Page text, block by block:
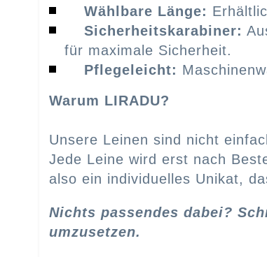
Wählbare Länge:
Sicherheitskarabiner:
für maximale Sicherheit.
Pflegeleicht:
Warum LIRADU?
Unsere Leinen sind nicht
Jede Leine wird erst nach
also ein individuelles Unikat,
Nichts passendes dabei?
umzusetzen.